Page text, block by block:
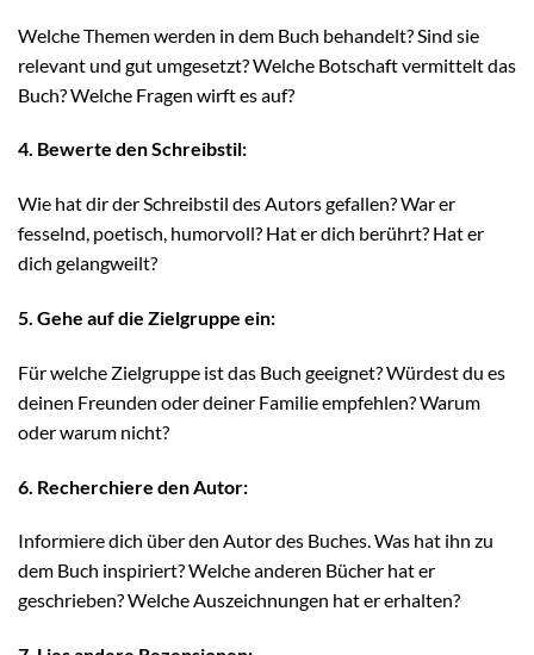
Welche Themen werden in dem Buch behandelt? Sind sie
relevant und gut umgesetzt? Welche Botschaft vermittelt das
Buch? Welche Fragen wirft es auf?
4. Bewerte den Schreibstil:
Wie hat dir der Schreibstil des Autors gefallen? War er
fesselnd, poetisch, humorvoll? Hat er dich berührt? Hat er
dich gelangweilt?
5. Gehe auf die Zielgruppe ein:
Für welche Zielgruppe ist das Buch geeignet? Würdest du es
deinen Freunden oder deiner Familie empfehlen? Warum
oder warum nicht?
6. Recherchiere den Autor:
Informiere dich über den Autor des Buches. Was hat ihn zu
dem Buch inspiriert? Welche anderen Bücher hat er
geschrieben? Welche Auszeichnungen hat er erhalten?